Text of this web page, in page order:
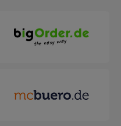
ausgelegt.
für ein